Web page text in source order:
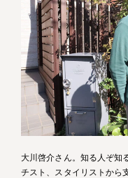
大川啓介さん。知る人ぞ知
チスト、スタイリストから